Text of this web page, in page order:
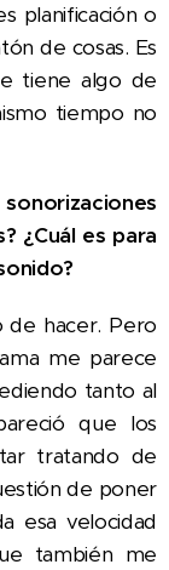
planificación o
de cosas. Es
tiene algo de
tiempo no
¿Cuál es para
de hacer. Pero
me parece
tanto al
que los
tratando de
de poner
esa velocidad
también me